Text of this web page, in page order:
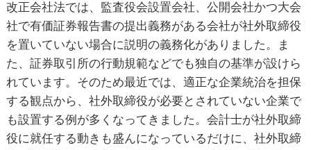
改正会社法では、監査役会設置会社、公開会社かつ大会
社で有価証券報告書の提出義務がある会社が社外取締役
を置いていない場合に説明の義務化がありました。ま
た、証券取引所の行動規範などでも独自の基準が設けら
れています。そのため最近では、適正な企業統治を担保
する観点から、社外取締役が必要とされていない企業で
も設置する例が多くなってきました。会計士が社外取締
役に就任する動きも盛んになっているだけに、社外取締